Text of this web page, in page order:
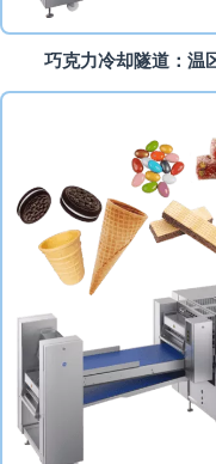
巧克力冷却隧道：温